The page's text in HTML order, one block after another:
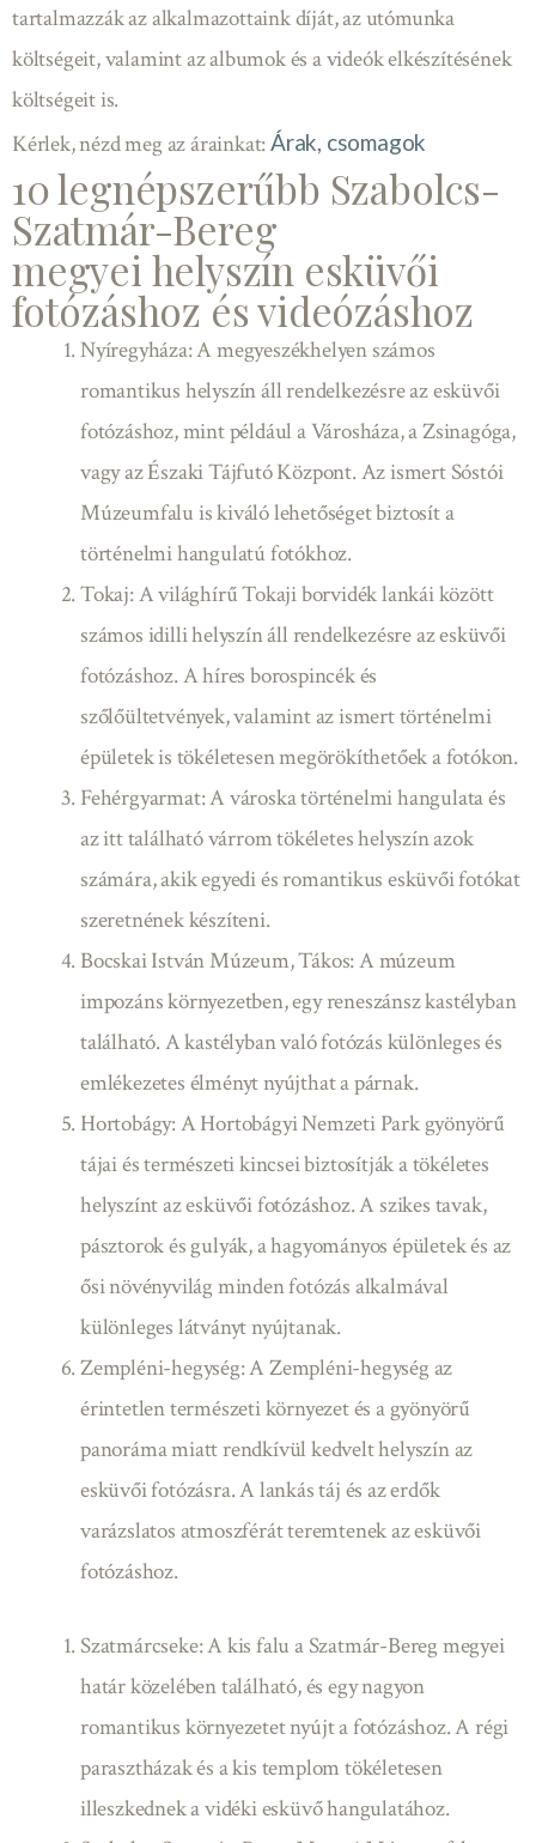
tartalmazzák az alkalmazottaink díját, az utómunka
költségeit, valamint az albumok és a videók elkészítésének
költségeit is.
Kérlek, nézd meg az árainkat:Árak, csomagok
10 legnépszerűbb Szabolcs-
Szatmár-Bereg
megyei helyszín esküvői
fotózáshoz és videózáshoz
Nyíregyháza: A megyeszékhelyen számos
romantikus helyszín áll rendelkezésre az esküvői
fotózáshoz, mint például a Városháza, a Zsinagóga,
vagy az Északi Tájfutó Központ. Az ismert Sóstói
Múzeumfalu is kiváló lehetőséget biztosít a
történelmi hangulatú fotókhoz.
Tokaj: A világhírű Tokaji borvidék lankái között
számos idilli helyszín áll rendelkezésre az esküvői
fotózáshoz. A híres borospincék és
szőlőültetvények, valamint az ismert történelmi
épületek is tökéletesen megörökíthetőek a fotókon.
Fehérgyarmat: A városka történelmi hangulata és
az itt található várrom tökéletes helyszín azok
számára, akik egyedi és romantikus esküvői fotókat
szeretnének készíteni.
Bocskai István Múzeum, Tákos: A múzeum
impozáns környezetben, egy reneszánsz kastélyban
található. A kastélyban való fotózás különleges és
emlékezetes élményt nyújthat a párnak.
Hortobágy: A Hortobágyi Nemzeti Park gyönyörű
tájai és természeti kincsei biztosítják a tökéletes
helyszínt az esküvői fotózáshoz. A szikes tavak,
pásztorok és gulyák, a hagyományos épületek és az
ősi növényvilág minden fotózás alkalmával
különleges látványt nyújtanak.
Zempléni-hegység: A Zempléni-hegység az
érintetlen természeti környezet és a gyönyörű
panoráma miatt rendkívül kedvelt helyszín az
esküvői fotózásra. A lankás táj és az erdők
varázslatos atmoszférát teremtenek az esküvői
fotózáshoz.
Szatmárcseke: A kis falu a Szatmár-Bereg megyei
határ közelében található, és egy nagyon
romantikus környezetet nyújt a fotózáshoz. A régi
parasztházak és a kis templom tökéletesen
illeszkednek a vidéki esküvő hangulatához.